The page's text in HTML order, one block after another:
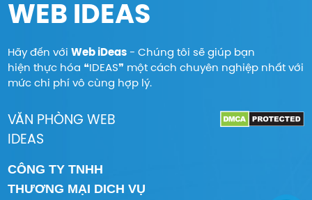
WEB IDEAS
Hãy đến vớiWeb iDeas - Chúng tôi sẽ giúp bạn
hiện thực hóa ❝IDEAS❞ một cách chuyên nghiệp nhất với
mức chi phí vô cùng hợp lý.
VĂN PHÒNG WEB
IDEAS
CÔNG TY TNHH
THƯƠNG MẠI DICH VỤ